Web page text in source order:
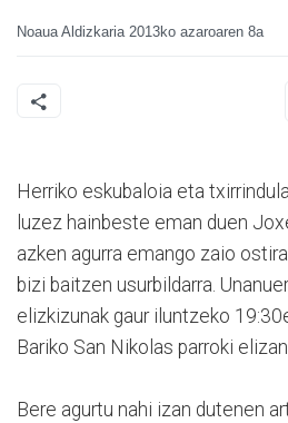
Noaua Aldizkaria 2013ko azaroaren 8a
Herriko eskubaloia eta
luzez hainbeste eman duen
azken agurra emango zaio
bizi baitzen usurbildarra.
elizkizunak gaur iluntzeko
Bariko San Nikolas parroki
Bere agurtu nahi izan dutenen